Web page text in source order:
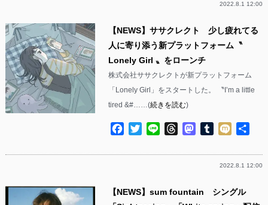
2022.8.1 12:00
【NEWS】ササクレクト 少し疲れてる
人に寄り添う新プラットフォーム〝
Lonely Girl 〟をローンチ
株式会社ササクレクトが新プラットフォーム
「Lonely Girl」をスタートした。 〝I’m a little
tired &#……(続きを読む)
Facebook
TwitterLine ThreadsMastodon
Tumblr
Mixi
2022.8.1 12:00
【NEWS】sum fountain シングル